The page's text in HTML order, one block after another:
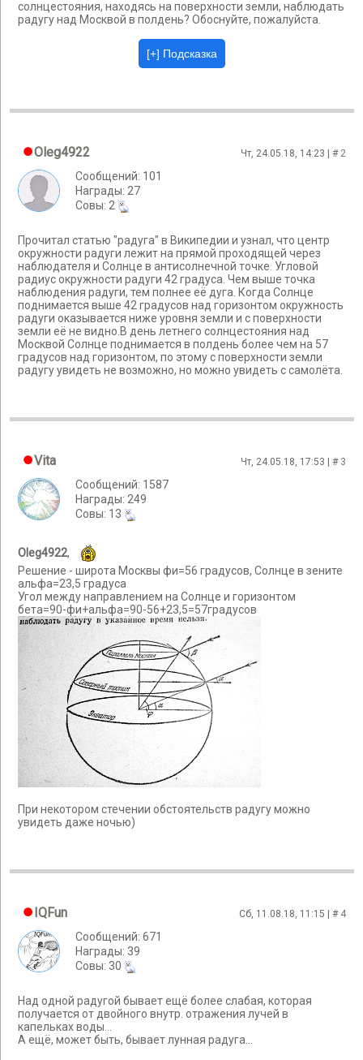
солнцестояния, находясь на поверхности земли, наблюдать
радугу над Москвой в полдень? Обоснуйте, пожалуйста.
Oleg4922 Чт, 24.05.18, 14:23 | # 2
Сообщений: 101
Награды: 27
Cовы: 2
Прочитал статью "радуга" в Википедии и узнал, что центр
окружности радуги лежит на прямой проходящей через
наблюдателя и Солнце в антисолнечной точке. Угловой
радиус окружности радуги 42 градуса. Чем выше точка
наблюдения радуги, тем полнее её дуга. Когда Солнце
поднимается выше 42 градусов над горизонтом окружность
радуги оказывается ниже уровня земли и с поверхности
земли её не видно.В день летнего солнцестояния над
Москвой Солнце поднимается в полдень более чем на 57
градусов над горизонтом, по этому с поверхности земли
радугу увидеть не возможно, но можно увидеть с самолёта.
Vita Чт, 24.05.18, 17:53 | # 3
Сообщений: 1587
Награды: 249
Cовы: 13
Oleg4922,
Решение - широта Москвы фи=56 градусов, Солнце в зените
альфа=23,5 градуса
Угол между направлением на Солнце и горизонтом
бета=90-фи+альфа=90-56+23,5=57градусов
При некотором стечении обстоятельств радугу можно
увидеть даже ночью)
IQFun Сб, 11.08.18, 11:15 | # 4
Сообщений: 671
Награды: 39
Cовы: 30
Над одной радугой бывает ещё более слабая, которая
получается от двойного внутр. отражения лучей в
капельках воды...
А ещё, может быть, бывает лунная радуга...